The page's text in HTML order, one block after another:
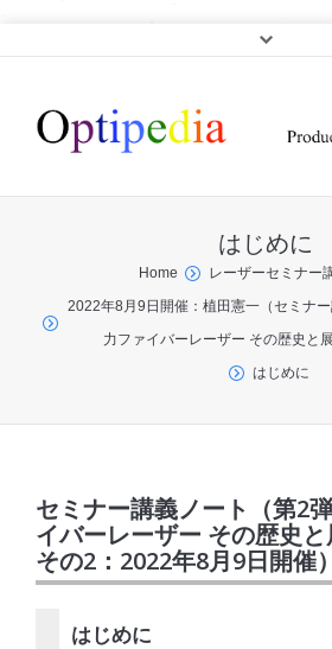
はじめに
You are here:Home
レーザーセミナー
2022年8月9日開催：植田憲一（セミナ
力ファイバーレーザー その歴史と
はじめに
セミナー講義ノート（第2
イバーレーザー その歴史
その2：2022年8月9日開催）
はじめに